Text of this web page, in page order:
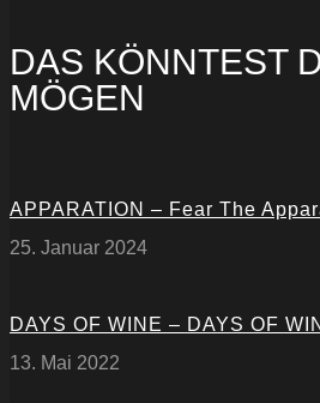
DAS KÖNNTEST
MÖGEN
APPARATION – Fear The
25. Januar 2024
DAYS OF WINE – DAYS OF
13. Mai 2022